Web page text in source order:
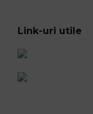
Link-uri utile